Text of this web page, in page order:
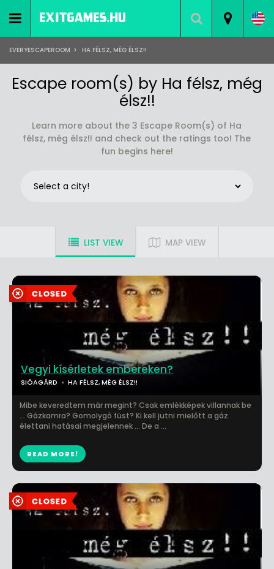
EVERYESCAPEROOM > HA FÉLSZ, MÉG ÉLSZ!!
Escape room(s) by Ha félsz, még
élsz!!
Learn more about the 3 Escape Room(s) of Ha
félsz, még élsz!! and check out the ratings too! The
fun begins here!
LIST VIEW MAP VIEW
Vegyi kísérletek embereken?
SIÓAGÁRD HA FÉLSZ, MÉG ÉLSZ!!
Mibe keveredtem már megint? Csak emlékképek villannak be
... Gázkamra? Gomolygó füst? Ki kell jutni mielőtt a gáz
élettani hatásai megjelennek ... De a ...
READ MORE!